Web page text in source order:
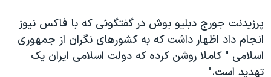
صفحه‌های ویژه
سفر پرزیدنت ترامپ به چین
پرزيدنت جورج دبليو بوش در گفتگوئی که با فاکس نيوز
انجام داد اظهار داشت که به کشورهای نگران از جمهوری
اسلامی " کاملا روشن کرده که دولت اسلامی ايران يک
تهديد است."